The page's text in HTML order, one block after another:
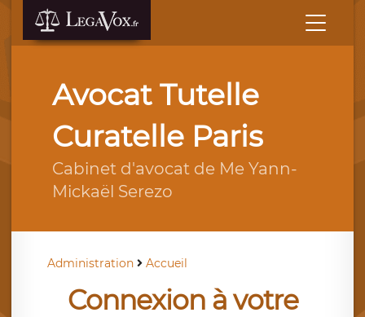
Avocat Tutelle
Curatelle Paris
Cabinet d'avocat de Me Yann-
Mickaël Serezo
Administration Accueil
Connexion à votre